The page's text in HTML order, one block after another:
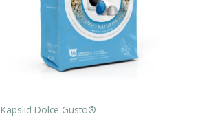
Kapslid Dolce Gusto®